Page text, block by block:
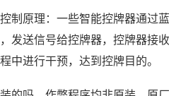
制原理：一些智能控牌器通过
发送信号给控牌器，控牌器接
中进行干预，达到控牌目的。